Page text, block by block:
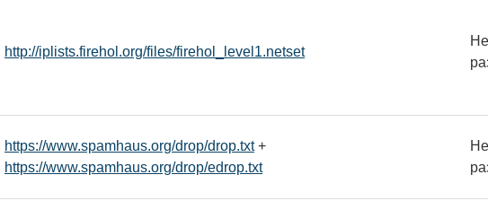
http://iplists.firehol.org/files/firehol_level1.netset
https://www.spamhaus.org/drop/drop.txt+
https://www.spamhaus.org/drop/edrop.txt